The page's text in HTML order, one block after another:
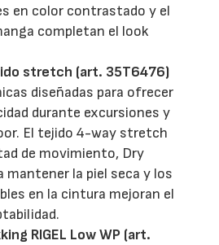
en color contrastado y el
completan el look
stretch (art. 35T6476)
diseñadas para ofrecer
durante excursiones y
El tejido 4-way stretch
de movimiento, Dry
mantener la piel seca y los
en la cintura mejoran el
RIGEL Low WP (art.